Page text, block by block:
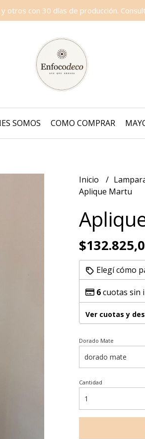
con 30 días de producción.
SOMOS COMO COMPRAR
Inicio
Aplique Martu
Elegí cómo
6cuotas sin
Ver cuotas y
Dorado Mate
Cantidad